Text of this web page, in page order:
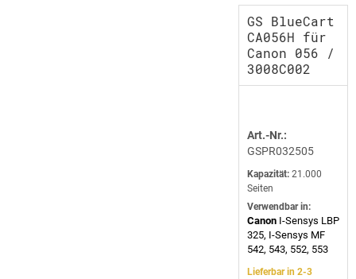
GS BlueCart
CA056H für
Canon 056 /
3008C002
Art.-Nr.:
GSPR032505
Kapazität: 21.000
Seiten
Verwendbar in:
Canon I-Sensys LBP
325, I-Sensys MF
542, 543, 552, 553
Lieferbar in 2-3